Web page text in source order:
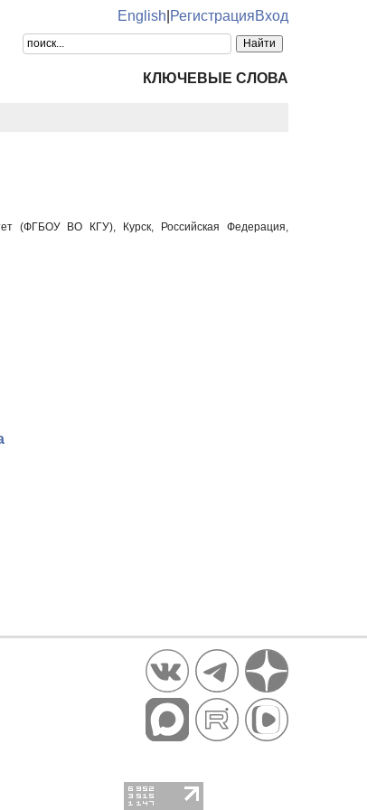
English РегистрацияВход
КЛЮЧЕВЫЕ СЛОВА
(ФГБОУ ВО КГУ), Курск, Российская Федерация,